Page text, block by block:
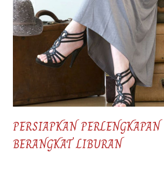
PERSIAPKAN
BERANGKAT LIBURAN